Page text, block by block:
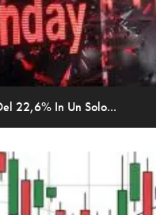
22,6% In Un Solo...